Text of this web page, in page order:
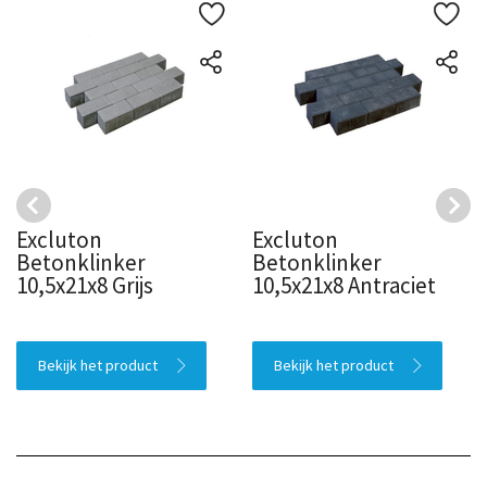
Excluton
Betonklinker
10,5x21x8 Grijs
Bekijk het product
Excluton
Betonklinker
10,5x21x8 Antraciet
Bekijk het product